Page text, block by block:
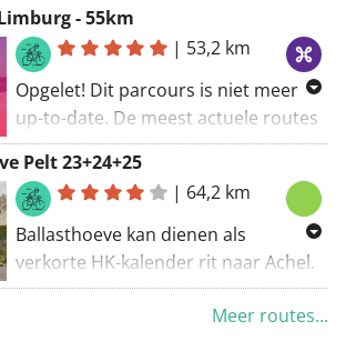
(Detox-)Rit 3, 14 september 2025,
10u30, Sint-Truiden - Spalbeek -
Sint-Truiden
Vertrekpunt:Hotel Hof van Stayen,
Tiensesteenweg 229, 3800 Sint-
Truiden, +3211681234,
hofvanstayen@stayen.com
De 3 ritten van het weekend :
- 55km
| 53,2 km
Opgelet! Dit parcours is niet meer
up-to-date. De meest actuele routes
vind je via
www.proximuscyclingchallenge.be
Pelt 23+24+25
| 64,2 km
Ballasthoeve kan dienen als
verkorte HK-kalender rit naar Achel.
Ballasthoeve Ballaststraat, 75, 3900
Pelt. (clublokaal van Jelle VanMeer routes...